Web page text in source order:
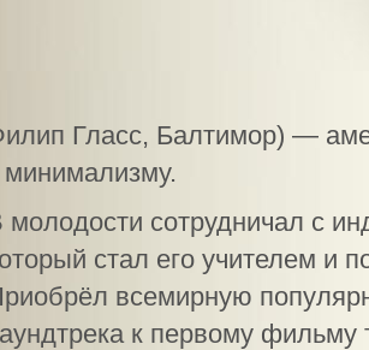
Гласс, Балтимор) —
минимализму.
молодости сотрудничал с
стал его учителем и
всемирную
к первому